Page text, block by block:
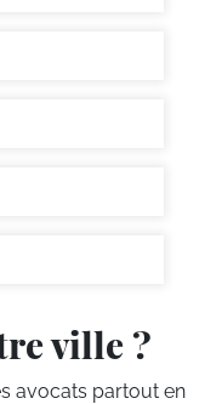
ville ?
avocats partout en